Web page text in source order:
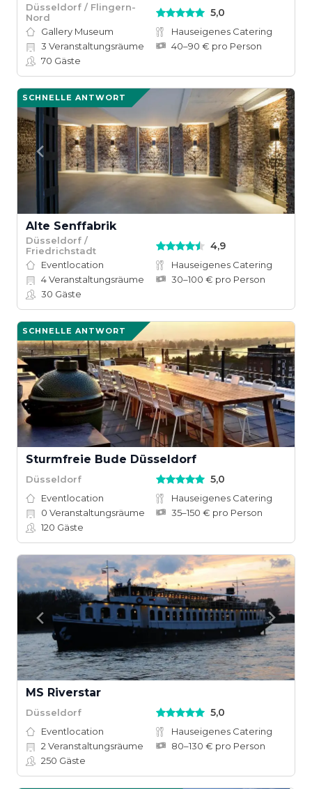
Düsseldorf / Flingern-
Nord
5,0
Gallery Museum
Hauseigenes Catering
3 Veranstaltungsräume
40–90 € pro Person
70 Gäste
SCHNELLE ANTWORT
Alte Senffabrik
Düsseldorf /
Friedrichstadt
4,9
Eventlocation
Hauseigenes Catering
4Veranstaltungsräume
30–100 € pro Person
30 Gäste
SCHNELLE ANTWORT
Sturmfreie Bude Düsseldorf
Düsseldorf 5,0
Eventlocation
Hauseigenes Catering
0 Veranstaltungsräume
35–150 € pro Person
120 Gäste
MS Riverstar
Düsseldorf 5,0
Eventlocation
Hauseigenes Catering
2 Veranstaltungsräume
80–130 € pro Person
250 Gäste